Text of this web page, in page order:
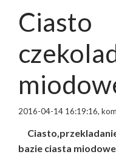
Ciasto
2016-04-14 16:19:16,
bazie ciasta